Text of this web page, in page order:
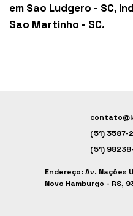
em Sao Ludgero - SC,
Sao Martinho - SC.
(51) 3587-
(51)
Endereço: Av. Nações
Novo Hamburgo - RS,